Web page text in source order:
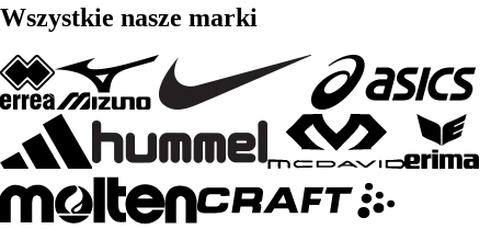
Wszystkie nasze marki